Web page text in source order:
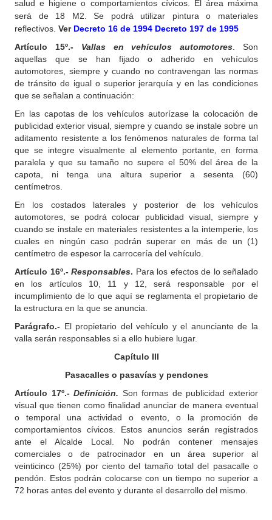
salud e higiene o comportamientos cívicos. El área máxima
será de 18 M2. Se podrá utilizar pintura o materiales
reflectivos. Ver Decreto 16 de 1994 Decreto 197 de 1995
Artículo 15º.- Vallas en vehículos automotores . Son
aquellas que se han fijado o adherido en vehículos
automotores, siempre y cuando no contravengan las normas
de tránsito de igual o superior jerarquía y en las condiciones
que se señalan a continuación:
En las capotas de los vehículos autorízase la colocación de
publicidad exterior visual, siempre y cuando se instale sobre un
aditamento resistente a los fenómenos naturales de forma tal
que se integre visualmente al elemento portante, en forma
paralela y que su tamaño no supere el 50% del área de la
capota, ni tenga una altura superior a sesenta (60)
centímetros.
En los costados laterales y posterior de los vehículos
automotores, se podrá colocar publicidad visual, siempre y
cuando se instale en materiales resistentes a la intemperie, los
cuales en ningún caso podrán superar en más de un (1)
centímetro de espesor la carrocería del vehículo.
Artículo 16º.- Responsables. Para los efectos de lo señalado
en los artículos 10, 11 y 12, será responsable por el
incumplimiento de lo que aquí se reglamenta el propietario de
la estructura en la que se anuncia.
Parágrafo.- El propietario del vehículo y el anunciante de la
valla serán responsables si a ello hubiere lugar.
Capítulo III
Pasacalles o pasavías y pendones
Artículo 17º.-Definición. Son formas de publicidad exterior
visual que tienen como finalidad anunciar de manera eventual
o temporal una actividad o evento, o la promoción de
comportamientos cívicos. Estos anuncios serán registrados
ante el Alcalde Local. No podrán contener mensajes
comerciales o de patrocinador en un área superior al
veinticinco (25%) por ciento del tamaño total del pasacalle o
pendón. Estos podrán colocarse con un tiempo no superior a
72 horas antes del evento y durante el desarrollo del mismo.